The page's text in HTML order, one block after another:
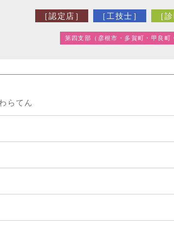
第四支部（彦根市・多賀町・甲良町
［認定店］ ［工技士］ ［
らてん